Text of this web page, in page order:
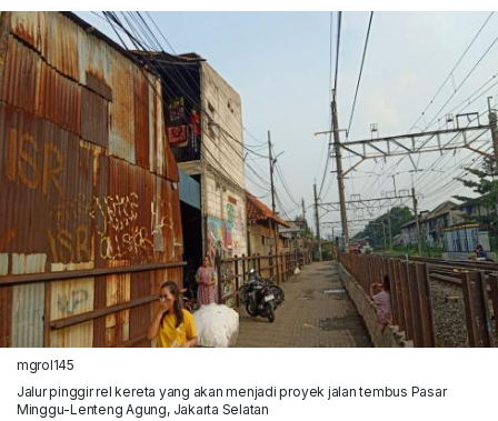
mgrol145
Jalur pinggir rel kereta yang akan menjadi proyek jalan tembus Pasar
Minggu-Lenteng Agung, Jakarta Selatan